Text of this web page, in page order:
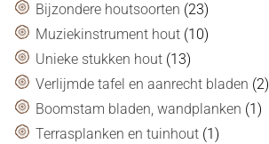
Bijzondere houtsoorten (23)
Muziekinstrument hout (10)
Unieke stukken hout (13)
Verlijmde tafel en aanrecht bladen (2)
Boomstam bladen, wandplanken (1)
Terrasplanken en tuinhout (1)